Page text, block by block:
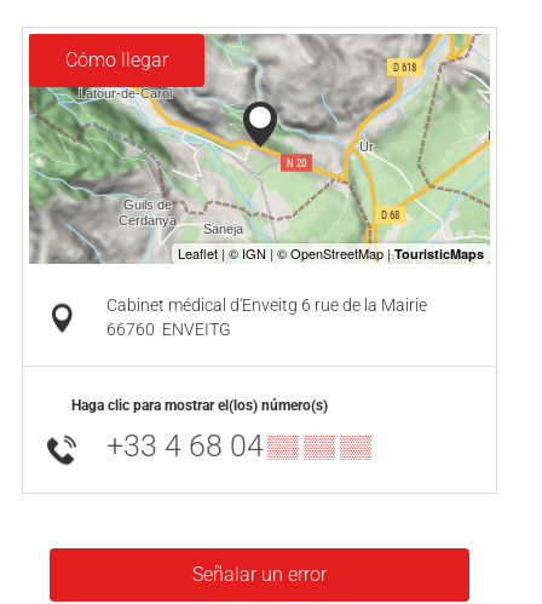
Cómo llegar
Cabinet médical d'Enveitg 6 rue de la Mairie
66760 ENVEITG
Haga clic para mostrar el(los) número(s)
+33 4 68 04▒▒ ▒▒ ▒▒
Señalar un error